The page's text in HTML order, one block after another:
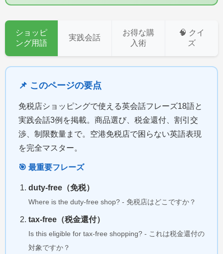
ショッピ
ング用語
実践会話
お得な購
入術
🧠 クイ
ズ
📌 このページの要点
免税店ショッピングで使える英会話フレーズ18語と
実践会話3例を掲載。商品選び、税金還付、割引交
渉、制限数量まで。空港免税店で困らない英語表現
を完全マスター。
🎯 最重要フレーズ
duty-free（免税）
Where is the duty-free shop? - 免税店はどこですか？
tax-free（税金還付）
Is this eligible for tax-free shopping? - これは税金還付の
対象ですか？